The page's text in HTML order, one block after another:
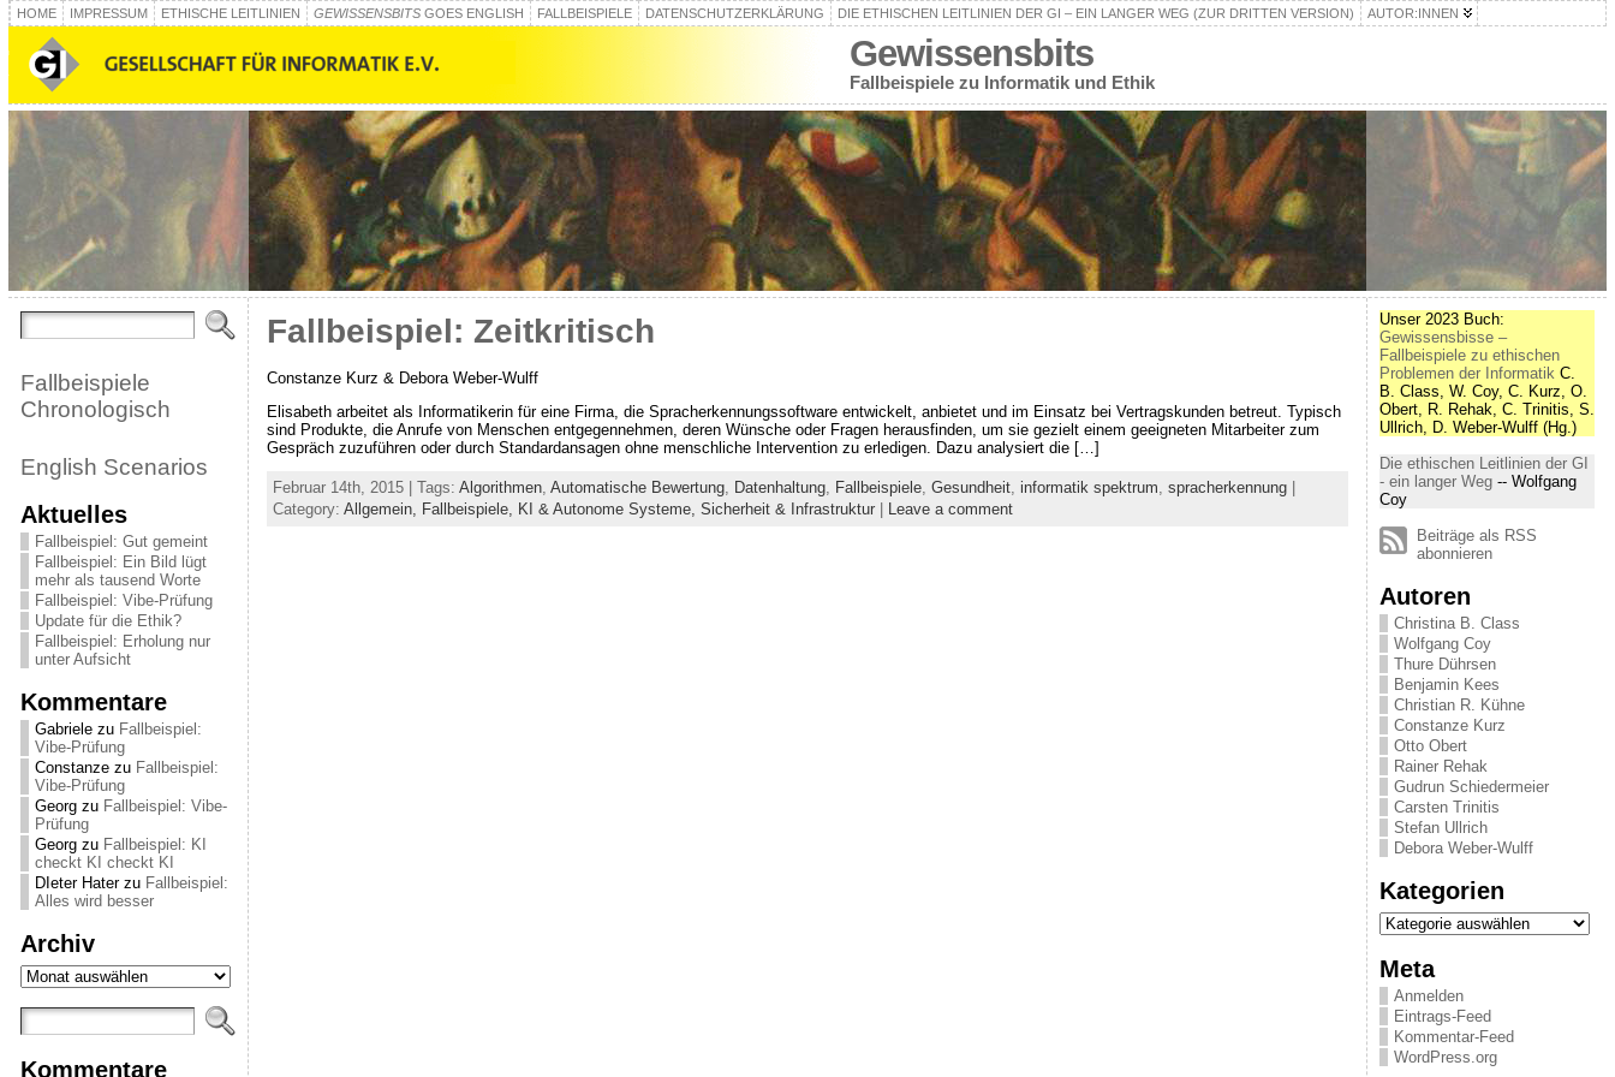
HOME IMPRESSUM ETHISCHE LEITLINIEN GEWISSENSBITSGOES ENGLISH FALLBEISPIELE DATENSCHUTZERKLÄRUNG DIE ETHISCHEN LEITLINIEN DER GI – EIN LANGER WEG (ZUR DRITTEN VERSION) AUTOR:INNEN
Gewissensbits
Fallbeispiele zu Informatik und Ethik
Fallbeispiele
Chronologisch
English Scenarios
Aktuelles
Fallbeispiel: Gut gemeint
Fallbeispiel: Ein Bild lügt
mehr als tausend Worte
Fallbeispiel: Vibe-Prüfung
Update für die Ethik?
Fallbeispiel: Erholung nur
unter Aufsicht
Kommentare
Gabrielezu Fallbeispiel:
Vibe-Prüfung
Constanzezu Fallbeispiel:
Vibe-Prüfung
Georgzu Fallbeispiel: Vibe-
Prüfung
Georgzu Fallbeispiel: KI
checkt KI checkt KI
DIeter Haterzu Fallbeispiel:
Alles wird besser
Archiv
Archiv
Kommentare
Fallbeispiel: Zeitkritisch
Constanze Kurz & Debora Weber-Wulff
Elisabeth arbeitet als Informatikerin für eine Firma, die Spracherkennungssoftware entwickelt, anbietet und im Einsatz bei Vertragskunden betreut. Typisch
sind Produkte, die Anrufe von Menschen entgegennehmen, deren Wünsche oder Fragen herausfinden, um sie gezielt einem geeigneten Mitarbeiter zum
Gespräch zuzuführen oder durch Standardansagen ohne menschliche Intervention zu erledigen. Dazu analysiert die […]
Februar 14th, 2015 | Tags: Algorithmen, Automatische Bewertung, Datenhaltung, Fallbeispiele, Gesundheit, informatik spektrum, spracherkennung|
Category: Allgemein, Fallbeispiele, KI & Autonome Systeme, Sicherheit & Infrastruktur| Leave a comment
Unser 2023 Buch:
Gewissensbisse –
Fallbeispiele zu ethischen
Problemen der InformatikC.
B. Class, W. Coy, C. Kurz, O.
Obert, R. Rehak, C. Trinitis, S.
Ullrich, D. Weber-Wulff (Hg.)
Die ethischen Leitlinien der GI
- ein langer Weg-- Wolfgang
Coy
Beiträge als RSS
abonnieren
Autoren
Christina B. Class
Wolfgang Coy
Thure Dührsen
Benjamin Kees
Christian R. Kühne
Constanze Kurz
Otto Obert
Rainer Rehak
Gudrun Schiedermeier
Carsten Trinitis
Stefan Ullrich
Debora Weber-Wulff
Kategorien
Kategorien
Meta
Anmelden
Eintrags-Feed
Kommentar-Feed
WordPress.org